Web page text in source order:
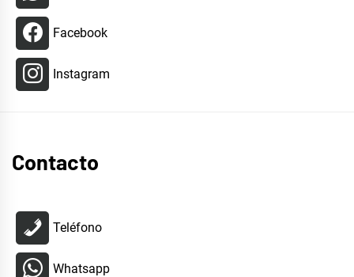
Facebook
Instagram
Contacto
Teléfono
Whatsapp